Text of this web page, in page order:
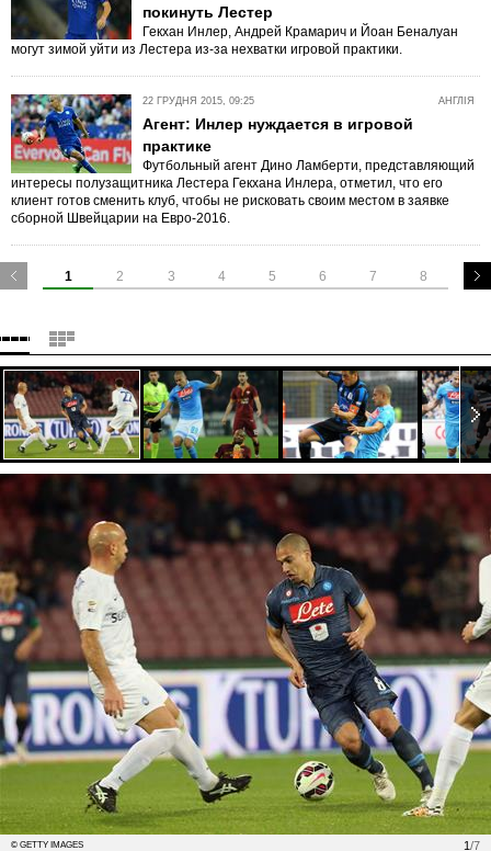
покинуть Лестер
Гекхан Инлер, Андрей Крамарич и Йоан Беналуан
могут зимой уйти из Лестера из-за нехватки игровой практики.
АНГЛІЯ
22 ГРУДНЯ 2015, 09:25
Агент: Инлер нуждается в игровой
практике
Футбольный агент Дино Ламберти, представляющий
интересы полузащитника Лестера Гекхана Инлера, отметил, что его
клиент готов сменить клуб, чтобы не рисковать своим местом в заявке
сборной Швейцарии на Евро-2016.
1 2 3 4 5 6 7 8
1/7
© GETTY IMAGES